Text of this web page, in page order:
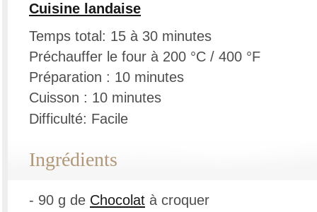
Cuisine landaise
Temps total: 15 à 30 minutes
Préchauffer le four à 200 °C / 400 °F
Préparation : 10 minutes
Cuisson : 10 minutes
Difficulté: Facile
Ingrédients
- 90 g de Chocolat à croquer